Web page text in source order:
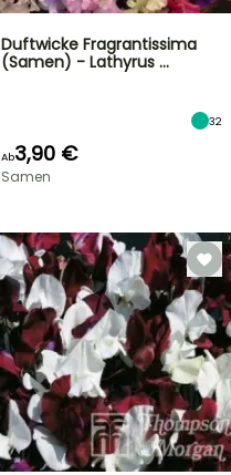
Duftwicke Fragrantissima
(Samen) - Lathyrus …
32
Ab3,90 €
Samen